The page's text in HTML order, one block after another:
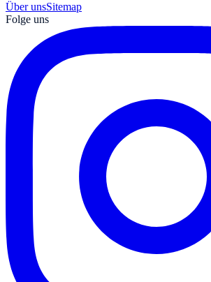
Über unsSitemap
Folge uns